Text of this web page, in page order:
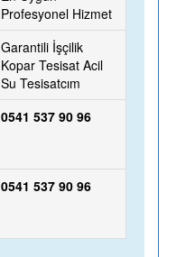
Profesyonel Hizmet
Garantili İşçilik
Kopar Tesisat Acil
Su Tesisatcım
0541 537 90 96
0541 537 90 96